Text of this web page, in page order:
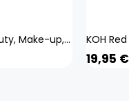
Koh Matt (weiss 10 ml) Beauty, Make-up, Nägel
19,95 €